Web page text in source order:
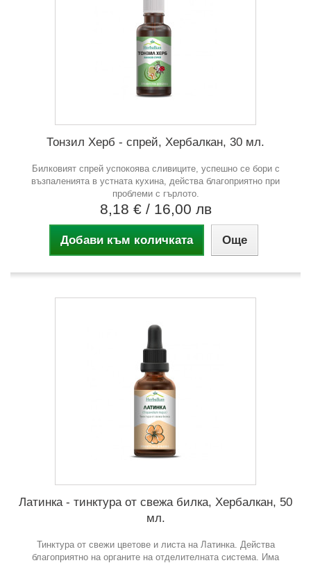
Тонзил Херб - спрей, Хербалкан, 30 мл.
Билковият спрей успокоява сливиците, успешно се бори с
възпаленията в устната кухина, действа благоприятно при
проблеми с гърлото.
8,18 € / 16,00 лв
Добави към количката Още
Латинка - тинктура от свежа билка, Хербалкан, 50
мл.
Тинктура от свежи цветове и листа на Латинка. Действа
благоприятно на органите на отделителната система. Има